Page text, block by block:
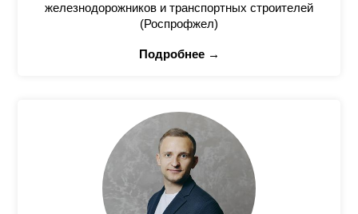
железнодорожников и транспортных строителей
(Роспрофжел)
Подробнее →